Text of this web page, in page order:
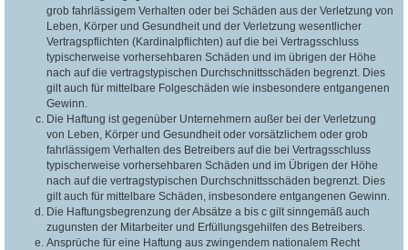
grob fahrlässigem Verhalten oder bei Schäden aus der Verletzung von
Leben, Körper und Gesundheit und der Verletzung wesentlicher
Vertragspflichten (Kardinalpflichten) auf die bei Vertragsschluss
typischerweise vorhersehbaren Schäden und im übrigen der Höhe
nach auf die vertragstypischen Durchschnittsschäden begrenzt. Dies
gilt auch für mittelbare Folgeschäden wie insbesondere entgangenen
Gewinn.
Die Haftung ist gegenüber Unternehmern außer bei der Verletzung
von Leben, Körper und Gesundheit oder vorsätzlichem oder grob
fahrlässigem Verhalten des Betreibers auf die bei Vertragsschluss
typischerweise vorhersehbaren Schäden und im Übrigen der Höhe
nach auf die vertragstypischen Durchschnittsschäden begrenzt. Dies
gilt auch für mittelbare Schäden, insbesondere entgangenen Gewinn.
Die Haftungsbegrenzung der Absätze a bis c gilt sinngemäß auch
zugunsten der Mitarbeiter und Erfüllungsgehilfen des Betreibers.
Ansprüche für eine Haftung aus zwingendem nationalem Recht